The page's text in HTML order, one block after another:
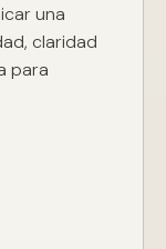
una
claridad
para